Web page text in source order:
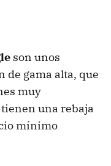
son unos
de gama alta, que
muy
una rebaja
mínimo